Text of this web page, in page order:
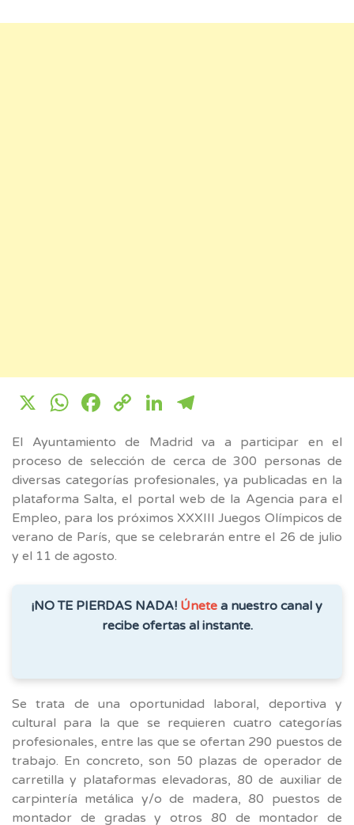
X WhatsApp
Facebook
CopyLinkedIn
El Ayuntamiento de Madrid va a participar en el
proceso de selección de cerca de 300 personas de
diversas categorías profesionales, ya publicadas en la
plataforma Salta, el portal web de la Agencia para el
Empleo, para los próximos XXXIII Juegos Olímpicos de
verano de París, que se celebrarán entre el 26 de julio
y el 11 de agosto.
¡NO TE PIERDAS NADA! Únete a nuestro canal y
recibe ofertas al instante.
Se trata de una oportunidad laboral, deportiva y
cultural para la que se requieren cuatro categorías
profesionales, entre las que se ofertan 290 puestos de
trabajo. En concreto, son 50 plazas de operador de
carretilla y plataformas elevadoras, 80 de auxiliar de
carpintería metálica y/o de madera, 80 puestos de
montador de gradas y otros 80 de montador de